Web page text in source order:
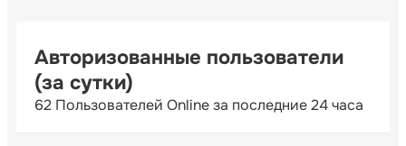
Авторизованные пользователи
(за сутки)
62 Пользователей Online за последние 24 часа